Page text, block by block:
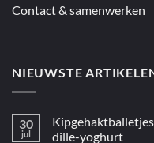
Contact & samenwerken
NIEUWSTE
30
jul
dille-yoghurt